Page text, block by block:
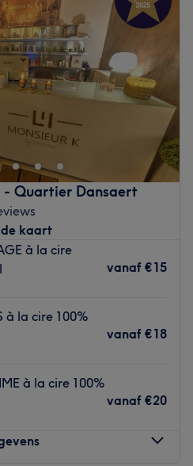
–20:00
10:00
20:00
09:30
11:00 – 19:00
un magnifique institut de
par excellence à Bruxelles.
lieu raffiné par une équipe
également d’un pool
par leur savoir faire, la
par les appareils
technologie
doux : le salon n’attend plus
venue
- Quartier Dansaert
kaart
à la cire
vanaf €15
à la cire 100%
vanaf €18
à la cire 100%
vanaf €20